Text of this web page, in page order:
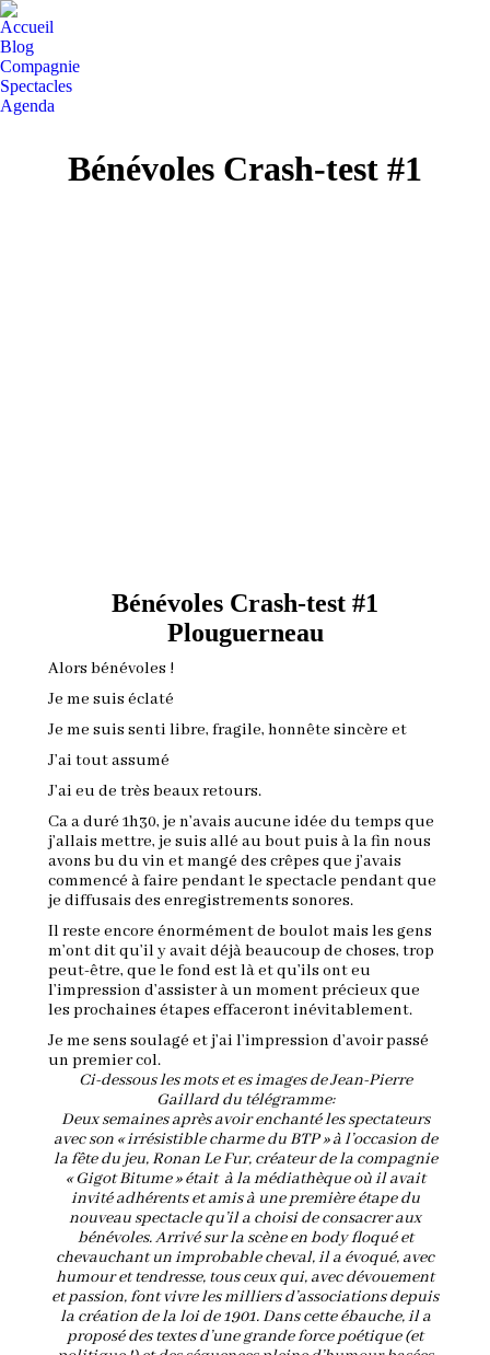
Accueil
Blog
Compagnie
Spectacles
Agenda
Bénévoles Crash-test #1
Bénévoles Crash-test #1
Plouguerneau
Alors bénévoles !
Je me suis éclaté
Je me suis senti libre, fragile, honnête sincère et
J’ai tout assumé
J’ai eu de très beaux retours.
Ca a duré 1h30, je n’avais aucune idée du temps que
j’allais mettre, je suis allé au bout puis à la fin nous
avons bu du vin et mangé des crêpes que j’avais
commencé à faire pendant le spectacle pendant que
je diffusais des enregistrements sonores.
Il reste encore énormément de boulot mais les gens
m’ont dit qu’il y avait déjà beaucoup de choses, trop
peut-être, que le fond est là et qu’ils ont eu
l’impression d’assister à un moment précieux que
les prochaines étapes effaceront inévitablement.
Je me sens soulagé et j’ai l’impression d’avoir passé
un premier col.
Ci-dessous les mots et es images de Jean-Pierre
Gaillard du télégramme:
Deux semaines après avoir enchanté les spectateurs
avec son « irrésistible charme du BTP » à l’occasion de
la fête du jeu, Ronan Le Fur, créateur de la compagnie
« Gigot Bitume » était à la médiathèque où il avait
invité adhérents et amis à une première étape du
nouveau spectacle qu’il a choisi de consacrer aux
bénévoles. Arrivé sur la scène en body floqué et
chevauchant un improbable cheval, il a évoqué, avec
humour et tendresse, tous ceux qui, avec dévouement
et passion, font vivre les milliers d’associations depuis
la création de la loi de 1901. Dans cette ébauche, il a
proposé des textes d’une grande force poétique (et